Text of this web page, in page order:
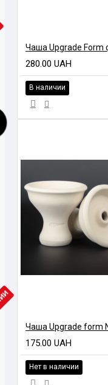
280.00 UAH
В наличии
175.00 UAH
Нет в наличии